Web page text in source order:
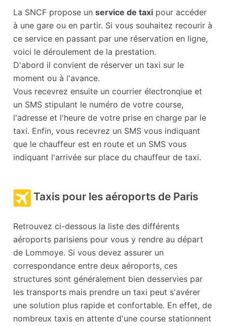
La SNCF propose unservice de taxi pour accéder
à une gare ou en partir. Si vous souhaitez recourir à
ce service en passant par une réservation en ligne,
voici le déroulement de la prestation.
D'abord il convient de réserver un taxi sur le
moment ou à l'avance.
Vous recevrez ensuite un courrier électronqiue et
un SMS stipulant le numéro de votre course,
l'adresse et l'heure de votre prise en charge par le
taxi. Enfin, vous recevrez un SMS vous indiquant
que le chauffeur est en route et un SMS vous
indiquant l'arrivée sur place du chauffeur de taxi.
Taxis pour les aéroports de Paris
Retrouvez ci-dessous la liste des différents
aéroports parisiens pour vous y rendre au départ
de Lommoye. Si vous devez assurer un
correspondance entre deux aéroports, ces
structures sont généralement bien desservies par
les transports mais prendre un taxi peut s'avérer
une solution plus rapide et confortable. En effet, de
nombreux taxis en attente d'une course stationnent